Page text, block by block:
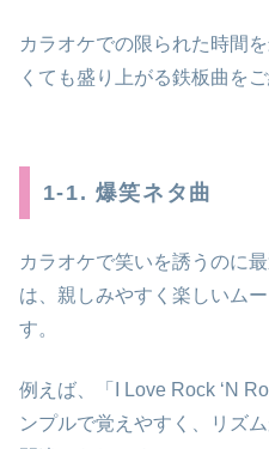
カラオケでの限られた時間
くても盛り上がる鉄板曲をご
1-1. 爆笑ネタ曲
カラオケで笑いを誘うのに
は、親しみやすく楽しいム
す。
例えば、「I Love Rock ‘N
ンプルで覚えやすく、リズ